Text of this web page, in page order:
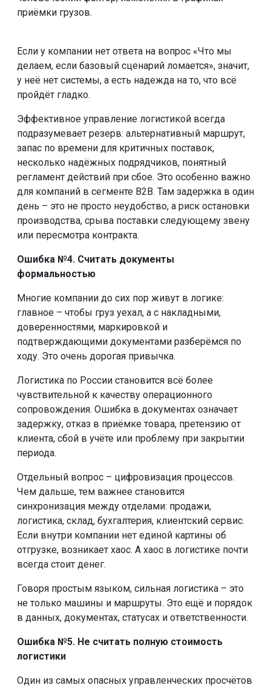
приёмки грузов.
Если у компании нет ответа на вопрос «Что мы
делаем, если базовый сценарий ломается», значит,
у неё нет системы, а есть надежда на то, что всё
пройдёт гладко.
Эффективное управление логистикой всегда
подразумевает резерв: альтернативный маршрут,
запас по времени для критичных поставок,
несколько надёжных подрядчиков, понятный
регламент действий при сбое. Это особенно важно
для компаний в сегменте B2B. Там задержка в один
день – это не просто неудобство, а риск остановки
производства, срыва поставки следующему звену
или пересмотра контракта.
Ошибка №4. Считать документы
формальностью
Многие компании до сих пор живут в логике:
главное – чтобы груз уехал, а с накладными,
доверенностями, маркировкой и
подтверждающими документами разберёмся по
ходу. Это очень дорогая привычка.
Логистика по России становится всё более
чувствительной к качеству операционного
сопровождения. Ошибка в документах означает
задержку, отказ в приёмке товара, претензию от
клиента, сбой в учёте или проблему при закрытии
периода.
Отдельный вопрос – цифровизация процессов.
Чем дальше, тем важнее становится
синхронизация между отделами: продажи,
логистика, склад, бухгалтерия, клиентский сервис.
Если внутри компании нет единой картины об
отгрузке, возникает хаос. А хаос в логистике почти
всегда стоит денег.
Говоря простым языком, сильная логистика – это
не только машины и маршруты. Это ещё и порядок
в данных, документах, статусах и ответственности.
Ошибка №5. Не считать полную стоимость
логистики
Один из самых опасных управленческих просчётов